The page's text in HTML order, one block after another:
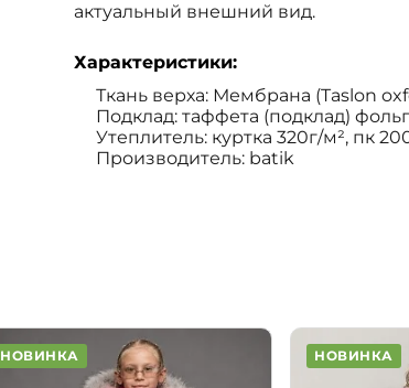
актуальный внешний вид.
Характеристики:
Ткань верха: Мембрана (Taslon
Подклад: таффета (подклад)
Утеплитель: куртка 320г/м², пк
Производитель: batik
НОВИНКА НОВИНКА